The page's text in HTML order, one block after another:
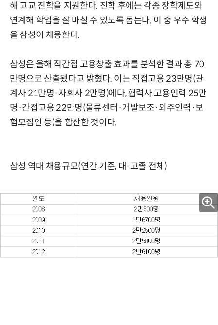
해 고교 진학을 지원한다. 진학 후에는 각종 장학제도와
연계해 학업을 잘 마칠 수 있도록 돕는다. 이 중 우수 학생
을 삼성이 채용한다.
삼성은 올해 직간접 고용창출 효과를 분석한 결과 총 70
만명으로 산출됐다고 밝혔다. 이는 직접고용 23만명(관
계사 21만명·자회사 2만명)에다, 협력사 고용인력 25만
명·간접고용 22만명(물류센터·개발보조·외주인력·보
험모집인 등)을 합산한 것이다.
삼성 역대 채용규모(연간 기준, 대·고졸 전체)